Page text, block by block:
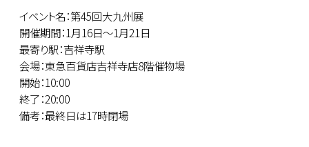
イベント名：第45回大九州展
開催期間：1月16日～1月21日
最寄り駅：吉祥寺駅
会場：東急百貨店吉祥寺店8階催物場
開始：10:00
終了：20:00
備考：最終日は17時閉場